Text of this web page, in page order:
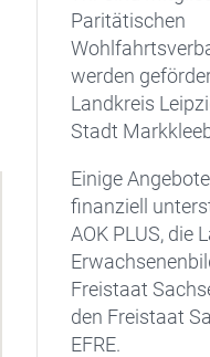
Paritätischen
werden
Landkreis
Stadt
Einige
finanziell
AOK PLUS, die
Freistaat
den Freistaat
EFRE.